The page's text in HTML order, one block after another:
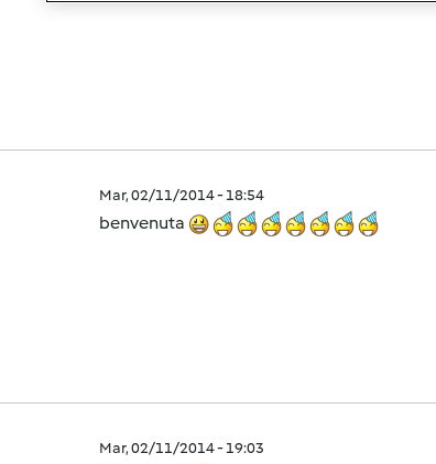
Mar, 02/11/2014 - 18:54
benvenuta
Mar, 02/11/2014 - 19:03